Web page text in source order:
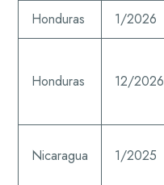
Honduras 1/2026
Honduras 12/2026
Nicaragua 1/2025